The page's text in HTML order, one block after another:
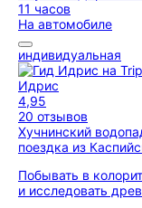
11 часов
На автомобиле
индивидуальная
Идрис
4,95
20 отзывов
Хучнинский
поездка из
Побывать в
и исследовать